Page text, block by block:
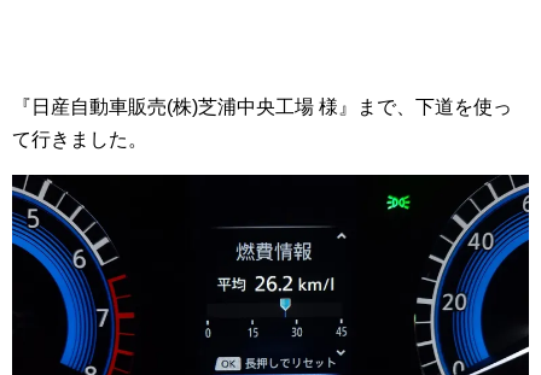
『日産自動車販売(株)芝浦中央工場 様』まで、下道を使っ
て行きました。